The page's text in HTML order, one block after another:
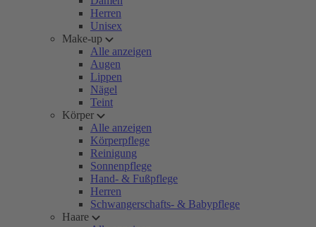
Herren
Unisex
Make-up
Alle anzeigen
Augen
Lippen
Nägel
Teint
Körper
Alle anzeigen
Körperpflege
Reinigung
Sonnenpflege
Hand- & Fußpflege
Herren
Schwangerschafts- & Babypflege
Haare